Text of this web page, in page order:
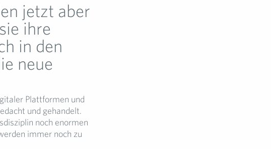
jetzt aber
ihre
in den
neue
Plattformen und
und gehandelt.
noch enormen
immer noch zu